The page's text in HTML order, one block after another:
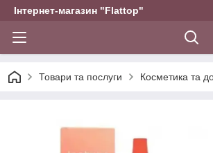
Інтернет-магазин "Flattop"
Товари та послуги Косметика та